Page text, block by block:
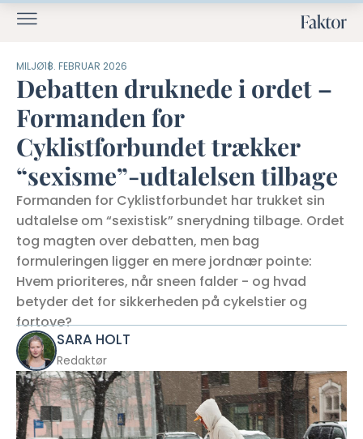
MILJØ18. FEBRUAR 2026
Debatten druknede i ordet –
Formanden for
Cyklistforbundet trækker
“sexisme”-udtalelsen tilbage
Formanden for Cyklistforbundet har trukket sin
udtalelse om “sexistisk” snerydning tilbage. Ordet
tog magten over debatten, men bag
formuleringen ligger en mere jordnær pointe:
Hvem prioriteres, når sneen falder - og hvad
betyder det for sikkerheden på cykelstier og
fortove?
SARA HOLT
Redaktør